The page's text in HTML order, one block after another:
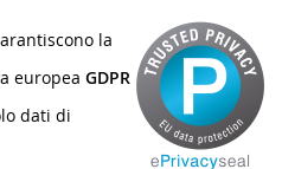
la
europea GDPR
dati di